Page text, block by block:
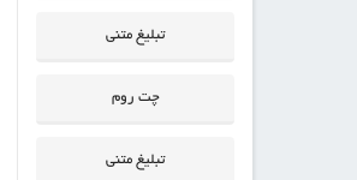
تبلیغ متنی
چت روم
تبلیغ متنی